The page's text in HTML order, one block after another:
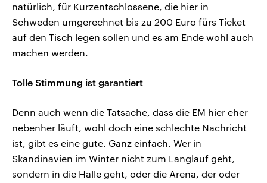
natürlich, für Kurzentschlossene, die hier in
Schweden umgerechnet bis zu 200 Euro fürs Ticket
auf den Tisch legen sollen und es am Ende wohl auch
machen werden.
Tolle Stimmung ist garantiert
Denn auch wenn die Tatsache, dass die EM hier eher
nebenher läuft, wohl doch eine schlechte Nachricht
ist, gibt es eine gute. Ganz einfach. Wer in
Skandinavien im Winter nicht zum Langlauf geht,
sondern in die Halle geht, oder die Arena, der oder